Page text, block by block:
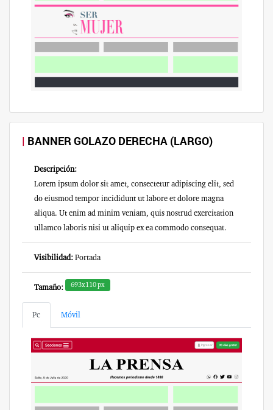
BANNER GOLAZO DERECHA (LARGO)
Descripción:
Lorem ipsum dolor sit amet, consectetur adipiscing elit, sed
do eiusmod tempor incididunt ut labore et dolore magna
aliqua. Ut enim ad minim veniam, quis nostrud exercitation
ullamco laboris nisi ut aliquip ex ea commodo consequat.
Visibilidad: Portada
Tamaño: 693x110 px
Pc Móvil